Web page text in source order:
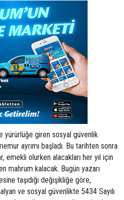
yürürlüğe giren sosyal güvenlik
ayrımı başladı. Bu tarihten sonra
emekli olurken alacakları her yıl için
mahrum kalacak. Bugün yazarı
taşıdığı değişikliğe göre,
ve sosyal güvenlikte 5434 Sayılı